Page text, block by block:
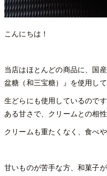
こんにちは！
当店はほとんどの商品に、国
盆糖（和三宝糖）』を使用して
生どらにも使用しているので
ある甘さで、クリームとの相
クリームも重たくなく、食べや
甘いものが苦手な方、和菓子